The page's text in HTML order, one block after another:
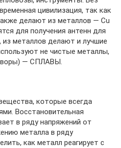
цивилизация, так как
делают из металлов — Cu
для получения антенн для
из металлов делают и лучшие
не чистые металлы,
— СПЛАВЫ.
которые всегда
Восстановительная
в ряду напряжений от
металла в ряду
как металл реагирует с